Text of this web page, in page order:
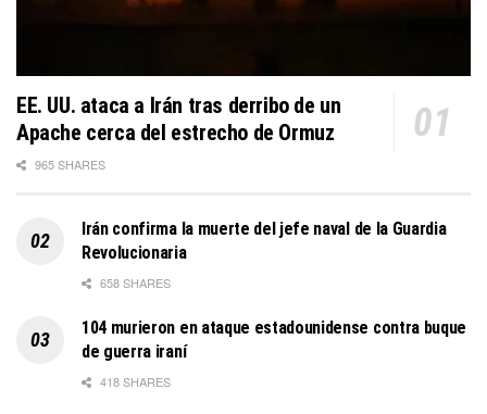
EE. UU. ataca a Irán tras derribo de un
Apache cerca del estrecho de Ormuz
965 SHARES
Irán confirma la muerte del jefe naval de la Guardia
Revolucionaria
658 SHARES
104 murieron en ataque estadounidense contra buque
de guerra iraní
418 SHARES